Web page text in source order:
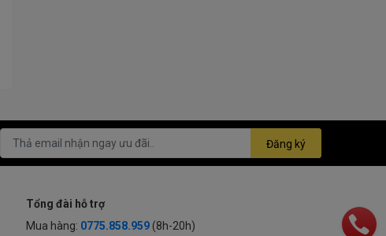
Đăng ký
Tổng đài hỗ trợ
Mua hàng: 0775.858.959 (8h-20h)